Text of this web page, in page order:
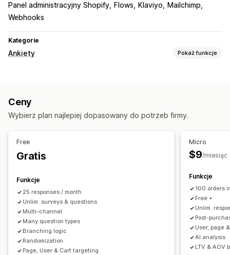
Panel administracyjny Shopify
Flows Klaviyo
Mailchimp
Webhooks
Kategorie
Ankiety Pokaż funkcje
Edytor „przeciągnij i upuść”
Przesyłanie pliku Wzorce Wiele stron
Planowanie
Satysfakcja klienta
Narzędzie oceny lojalności klientów (NPS)
Opinie na temat produktów
Zarządzanie zgłoszeniami
SMS E-mail Eksport danych
Segmenty klientów
CAPTCHA
Ceny
Wybierz plan najlepiej dopasowany do potrzeb firmy.
Free
Gratis
Funkcje
25 responses / month
Unlim. surveys & questions
Multi-channel
Many question types
Branching logic
Randomization
Page, User & Cart targeting
Micro
$9/miesiąc
Funkcje
100 orders
Free +
Unlim.
Post-
User, page
AI analysis
LTV & AOV